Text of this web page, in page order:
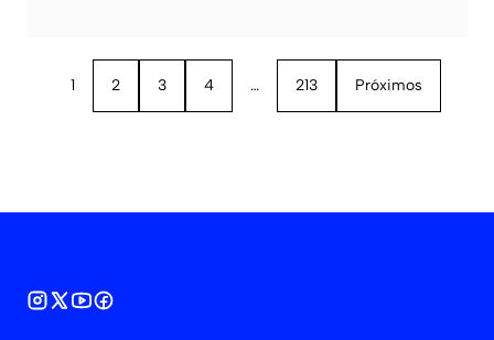
1 2 3 4 … 213 Próximos